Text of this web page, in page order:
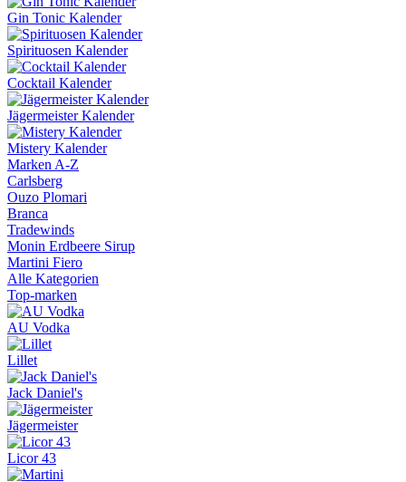
Gin Tonic Kalender
Spirituosen Kalender
Cocktail Kalender
Jägermeister Kalender
Mistery Kalender
Marken A-Z
Carlsberg
Ouzo Plomari
Branca
Tradewinds
Monin Erdbeere Sirup
Martini Fiero
Alle Kategorien
Top-marken
AU Vodka
Lillet
Jack Daniel's
Jägermeister
Licor 43